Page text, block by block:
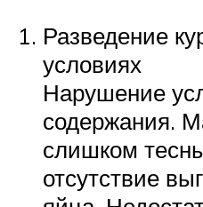
Разведение
условиях
Нарушение
содержания.
слишком
отсутствие